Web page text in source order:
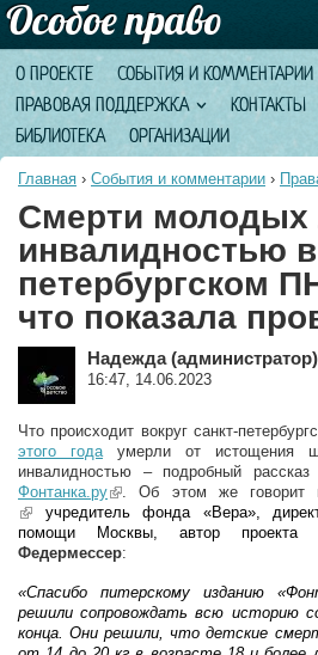
О ПРОЕКТЕ
СОБЫТИЯ И КОММЕНТАРИИ
ПРАВОВАЯ ПОДДЕРЖКА
КОНТАКТЫ
БИБЛИОТЕКА
ОРГАНИЗАЦИИ
Главная › События и комментарии ›
Смерти молодых
инвалидностью в
петербургском
что показала
Надежда (администратор)
16:47, 14.06.2023
Что происходит вокруг санкт-
этого годаумерли от истощения
инвалидностью – подробный
Фонтанка.ру(link is external)
. Об этом же говорит
(link is external)
учредитель фонда «Вера»,
помощи Москвы, автор проекта
Федермессер:
«Спасибо питерскому изданию
решили сопровождать всю историю
конца. Они решили, что детские